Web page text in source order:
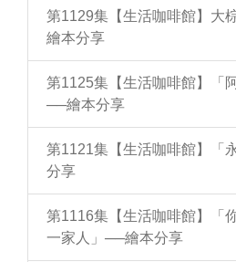
第1129集【生活咖啡館】大
繪本分享
第1125集【生活咖啡館】「
──繪本分享
第1121集【生活咖啡館】「
分享
第1116集【生活咖啡館】「
一家人」──繪本分享